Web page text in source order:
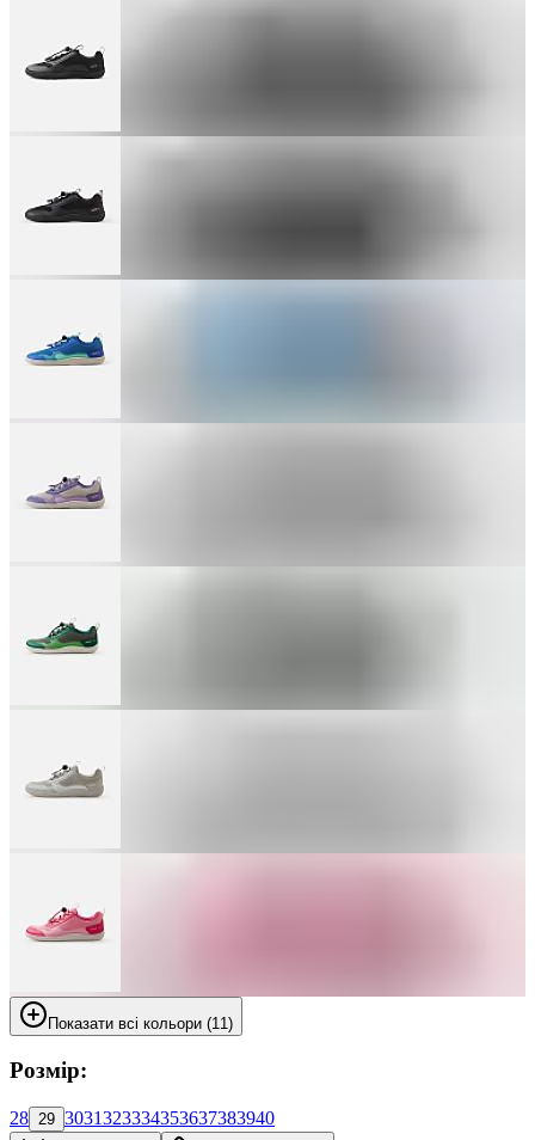
Показати всі кольори (11)
Розмір:
28 29 3031323334353637383940